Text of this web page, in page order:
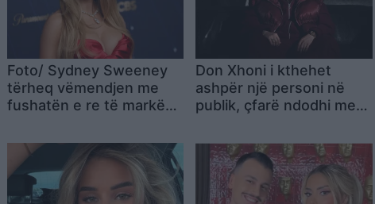
Foto/ Sydney Sweeney
tërheq vëmendjen me
fushatën e re të markës
Don Xhoni i kthehet
ashpër një personi në
publik, çfarë ndodhi me